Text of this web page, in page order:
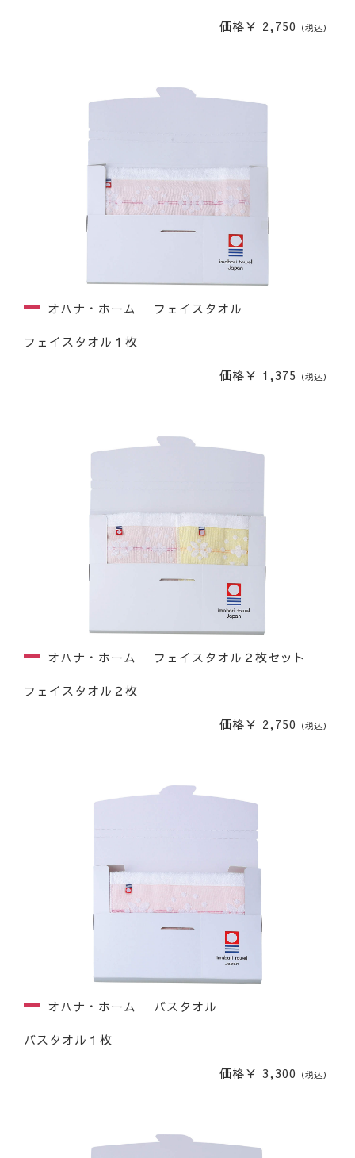
価格￥ 2,750 （税込）
オハナ・ホーム フェイスタオル
フェイスタオル１枚
価格￥ 1,375 （税込）
オハナ・ホーム フェイスタオル２枚セット
フェイスタオル２枚
価格￥ 2,750 （税込）
オハナ・ホーム バスタオル
バスタオル１枚
価格￥ 3,300 （税込）